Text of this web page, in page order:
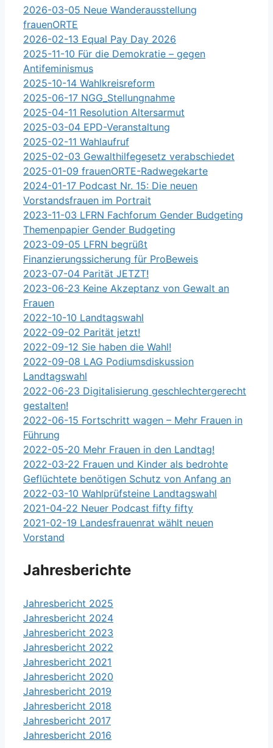
2026-03-05 Neue Wanderausstellung
frauenORTE
2026-02-13 Equal Pay Day 2026
2025-11-10 Für die Demokratie – gegen
Antifeminismus
2025-10-14 Wahlkreisreform
2025-06-17 NGG_Stellungnahme
2025-04-11 Resolution Altersarmut
2025-03-04 EPD-Veranstaltung
2025-02-11 Wahlaufruf
2025-02-03 Gewalthilfegesetz verabschiedet
2025-01-09 frauenORTE-Radwegekarte
2024-01-17 Podcast Nr. 15: Die neuen
Vorstandsfrauen im Portrait
2023-11-03 LFRN Fachforum Gender Budgeting
Themenpapier Gender Budgeting
2023-09-05 LFRN begrüßt
Finanzierungssicherung für ProBeweis
2023-07-04 Parität JETZT!
2023-06-23 Keine Akzeptanz von Gewalt an
Frauen
2022-10-10 Landtagswahl
2022-09-02 Parität jetzt!
2022-09-12 Sie haben die Wahl!
2022-09-08 LAG Podiumsdiskussion
Landtagswahl
2022-06-23 Digitalisierung geschlechtergerecht
gestalten!
2022-06-15 Fortschritt wagen – Mehr Frauen in
Führung
2022-05-20 Mehr Frauen in den Landtag!
2022-03-22 Frauen und Kinder als bedrohte
Geflüchtete benötigen Schutz von Anfang an
2022-03-10 Wahlprüfsteine Landtagswahl
2021-04-22 Neuer Podcast fifty fifty
2021-02-19 Landesfrauenrat wählt neuen
Vorstand
Jahresberichte
Jahresbericht 2025
Jahresbericht 2024
Jahresbericht 2023
Jahresbericht 2022
Jahresbericht 2021
Jahresbericht 2020
Jahresbericht 2019
Jahresbericht 2018
Jahresbericht 2017
Jahresbericht 2016